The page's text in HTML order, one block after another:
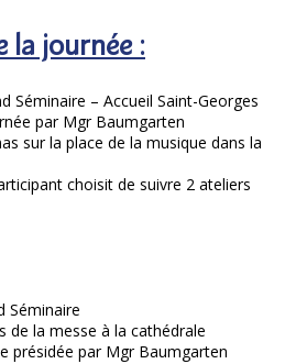
la journée :
Séminaire – Accueil Saint-Georges
par Mgr Baumgarten
sur la place de la musique dans la
choisit de suivre 2 ateliers
Séminaire
de la messe à la cathédrale
présidée par Mgr Baumgarten